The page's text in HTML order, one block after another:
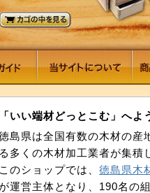
「いい端材どっとこむ」へよ
島県は全国有数の木材の産
る多くの木材加工業者が集積
このショップでは、 徳島県木
が運営主体となり、190名の